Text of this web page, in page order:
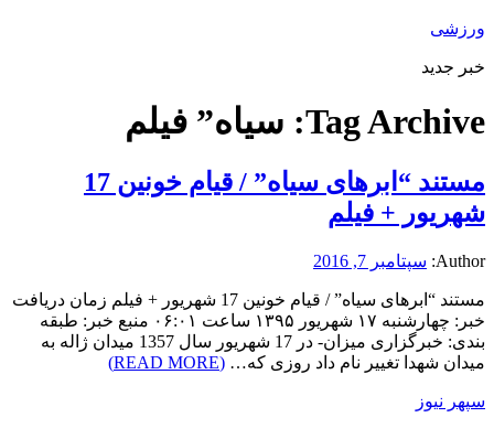
ورزشی
خبر جدید
Tag Archive: سیاه” فیلم
مستند “ابرهای سیاه” / قیام خونین 17
شهریور + فیلم
Author: سپتامبر 7, 2016
مستند “ابرهای سیاه” / قیام خونین 17 شهریور + فیلم زمان دریافت
خبر: چهارشنبه ۱۷ شهریور ۱۳۹۵ ساعت ۰۶:۰۱ منبع خبر: طبقه
بندی: خبرگزاری میزان- در 17 شهریور سال 1357 میدان ژاله به
میدان شهدا تغییر نام داد روزی که… (READ MORE)
سپهر نیوز